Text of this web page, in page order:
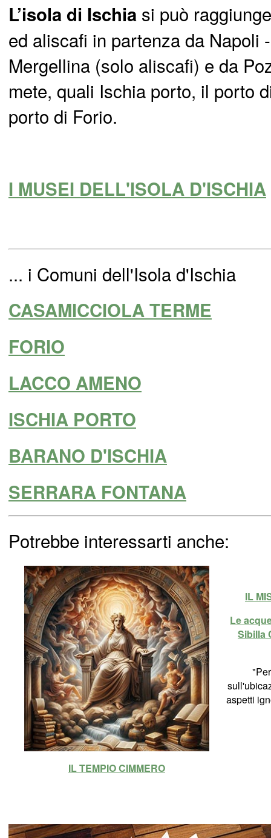
L’isola di Ischia si può
ed aliscafi in partenza da Napoli
Mergellina (solo aliscafi) e da
mete, quali Ischia porto, il porto
porto di Forio.
I MUSEI DELL'ISOLA D'ISCHIA
... i Comuni dell'Isola d'Ischia
CASAMICCIOLA TERME
FORIO
LACCO AMENO
ISCHIA PORTO
BARANO D'ISCHIA
SERRARA FONTANA
Potrebbe interessarti anche:
IL TEMPIO CIMMERO
IL
Le
Sibilla
aspetti